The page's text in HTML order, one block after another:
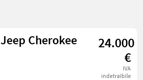
Jeep Cherokee
24.000
€
IVA
indetraibile